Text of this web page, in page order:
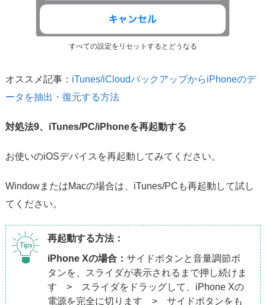
すべての設定をリセットするとどうなる
オススメ記事： iTunes/iCloudバックアップからiPhoneのデ
ータを抽出・復元する方法
対処法9、iTunes/PC/iPhoneを再起動する
お使いのiOSデバイスを再起動してみてください。
WindowまたはMacの場合は、iTunes/PCも再起動して試し
てください。
再起動する方法：
iPhone Xの場合： サイドボタンと音量調節ボ
タンを、スライダが表示されるまで押し続けま
す > スライダをドラッグして、iPhone Xの
電源を完全に切ります > サイドボタンをも